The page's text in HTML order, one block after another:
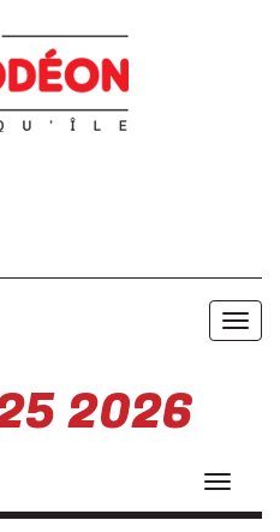
Toggle
2026
Toggle